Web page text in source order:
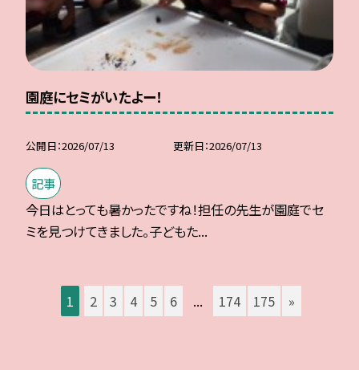
園庭にセミがいたよー！
公開日 2026/07/13 更新日 2026/07/13
記事
今日はとっても暑かったですね！担任の先生が園庭でセ
ミを見つけてきました。子どもた...
1 2 3 4 5 6 ... 174 175 »